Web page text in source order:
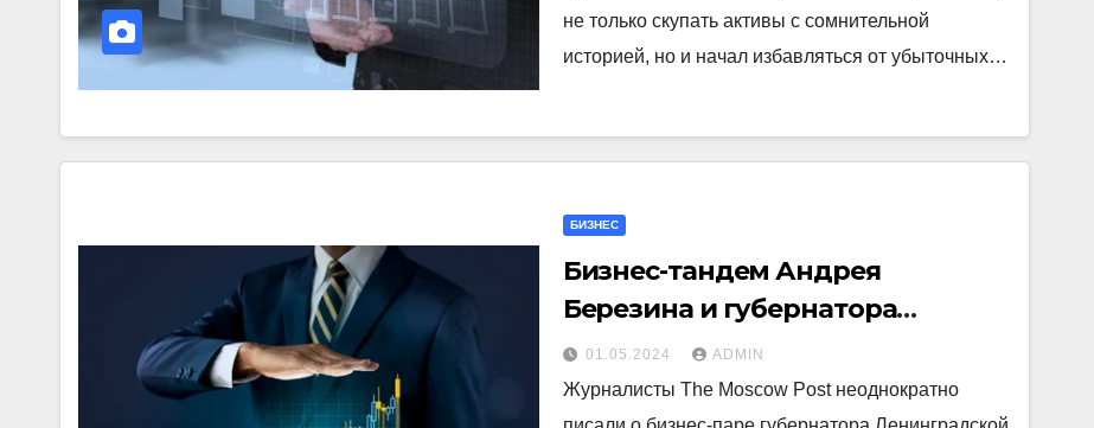
не только скупать активы с сомнительной
историей, но и начал избавляться от убыточных…
БИЗНЕС
Бизнес-тандем Андрея
Березина и губернатора
Ленобласти Александра
Дрозденко продолжает
01.05.2024 ADMIN
Журналисты The Moscow Post неоднократно